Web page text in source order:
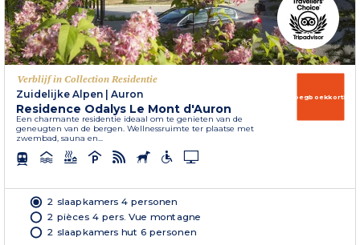
Verblijf in Collection Residentie
Zuidelijke Alpen
Auron
Residence Odalys Le Mont d'Auron
Een charmante residentie ideaal om te genieten van de
geneugten van de bergen. Wellnessruimte ter plaatse met
zwembad, sauna en...
Vroegboekkorting
2 slaapkamers 4 personen
2 pièces 4 pers. Vue montagne
2 slaapkamers hut 6 personen